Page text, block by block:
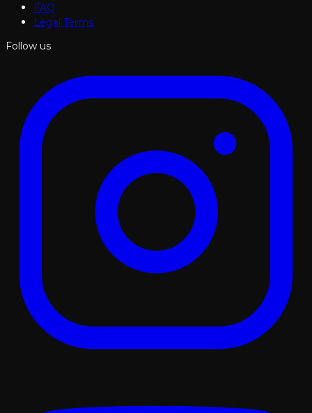
FAQ
Legal Terms
Follow us